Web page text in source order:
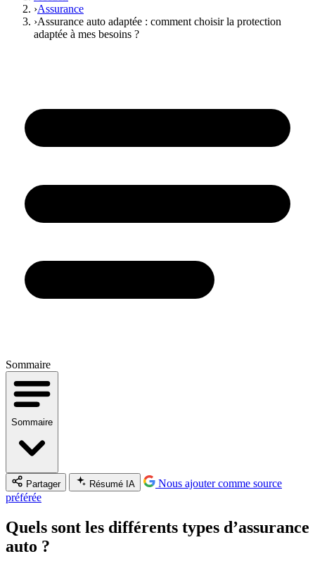
›Assurance
›Assurance auto adaptée : comment choisir la protection
adaptée à mes besoins ?
Sommaire
Sommaire
Partager Résumé IA
Nous ajouter comme source
préférée
Quels sont les différents types d’assurance
auto ?